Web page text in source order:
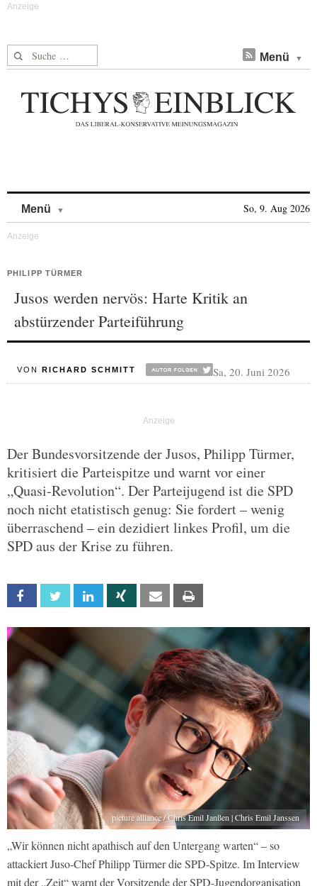
Suche nach: Menü
Menü So, 9. Aug 2026
PHILIPP TÜRMER
Jusos werden nervös: Harte Kritik an
abstürzender Parteiführung
VON RICHARD SCHMITT Sa, 20. Juni 2026
Der Bundesvorsitzende der Jusos, Philipp Türmer,
kritisiert die Parteispitze und warnt vor einer
„Quasi-Revolution“. Der Parteijugend ist die SPD
noch nicht etatistisch genug: Sie fordert – wenig
überraschend – ein dezidiert linkes Profil, um die
SPD aus der Krise zu führen.
Facebook Twitter Linkedin Xing Email
picture alliance / Chris Emil Janßen | Chris Emil Janssen
„Wir können nicht apathisch auf den Untergang warten“ – so
attackiert Juso-Chef Philipp Türmer die SPD-Spitze. Im Interview
mit der „Zeit“ warnt der Vorsitzende der SPD-Jugendorganisation